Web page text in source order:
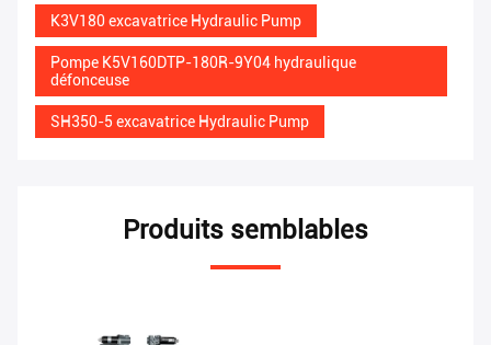
K3V180 excavatrice Hydraulic Pump
Pompe K5V160DTP-180R-9Y04 hydraulique
défonceuse
SH350-5 excavatrice Hydraulic Pump
Produits semblables